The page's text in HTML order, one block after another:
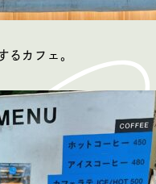
カフェ。